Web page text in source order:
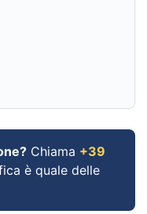
Chiama +39
è quale delle